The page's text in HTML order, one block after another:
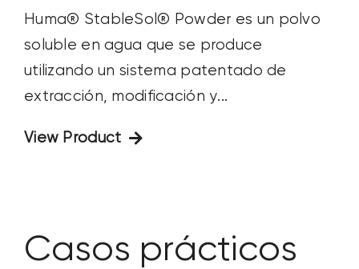
Huma® StableSol® Powder es un polvo
soluble en agua que se produce
utilizando un sistema patentado de
extracción, modificación y...
View Product
Casos prácticos